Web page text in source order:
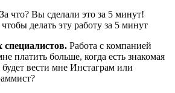
что? Вы сделали это за 5 минут!
делать эту работу за 5 минут
Работа с компанией
платить больше, когда есть знакомая
будет вести мне Инстаграм или